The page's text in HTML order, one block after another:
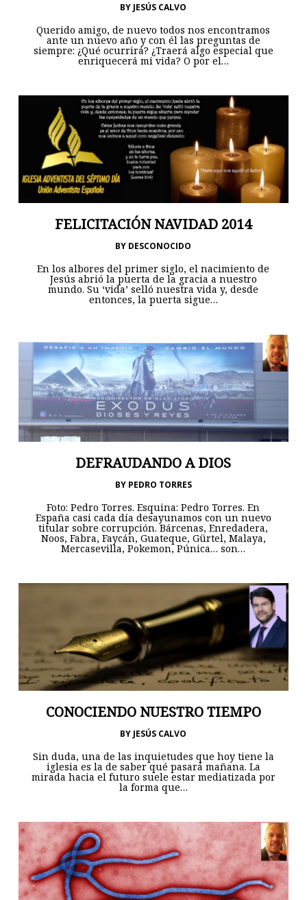
BY JESÚS CALVO
Querido amigo, de nuevo todos nos encontramos
ante un nuevo año y con él las preguntas de
siempre: ¿Qué ocurrirá? ¿Traerá algo especial que
enriquecerá mi vida? O por el…
FELICITACIÓN NAVIDAD 2014
BY DESCONOCIDO
En los albores del primer siglo, el nacimiento de
Jesús abrió la puerta de la gracia a nuestro
mundo. Su ‘vida’ selló nuestra vida y, desde
entonces, la puerta sigue…
DEFRAUDANDO A DIOS
BY PEDRO TORRES
Foto: Pedro Torres. Esquina: Pedro Torres. En
España casi cada día desayunamos con un nuevo
titular sobre corrupción. Bárcenas, Enredadera,
Noos, Fabra, Faycán, Guateque, Gürtel, Malaya,
Mercasevilla, Pokemon, Púnica… son…
CONOCIENDO NUESTRO TIEMPO
BY JESÚS CALVO
Sin duda, una de las inquietudes que hoy tiene la
iglesia es la de saber qué pasará mañana. La
mirada hacia el futuro suele estar mediatizada por
la forma que…